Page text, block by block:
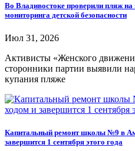
Во Владивостоке проверили пляж
мониторинга детской безопасности
Июл 31, 2026
Активисты «Женского
сторонники партии выявили
купания пляже
Капитальный ремонт школы №9 в
завершится 1 сентября этого года